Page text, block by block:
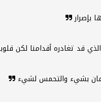
بإصرار
قد تغادره أقدامنا لكن
بشيء والتحمس لشيء